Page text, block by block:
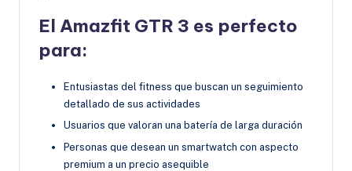
El Amazfit GTR 3 es perfecto
para:
Entusiastas del fitness que buscan un seguimiento
detallado de sus actividades
Usuarios que valoran una batería de larga duración
Personas que desean un smartwatch con aspecto
premium a un precio asequible